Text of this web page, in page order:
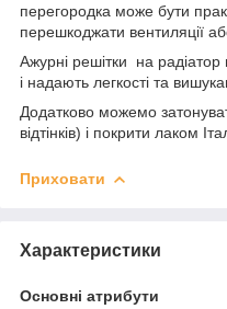
перегородка може бути
перешкоджати вентиляції
Ажурні решітки на
і надають легкості та
Додатково можемо
відтінків) і покрити лаком
Приховати
Характеристики
Основні атрибути